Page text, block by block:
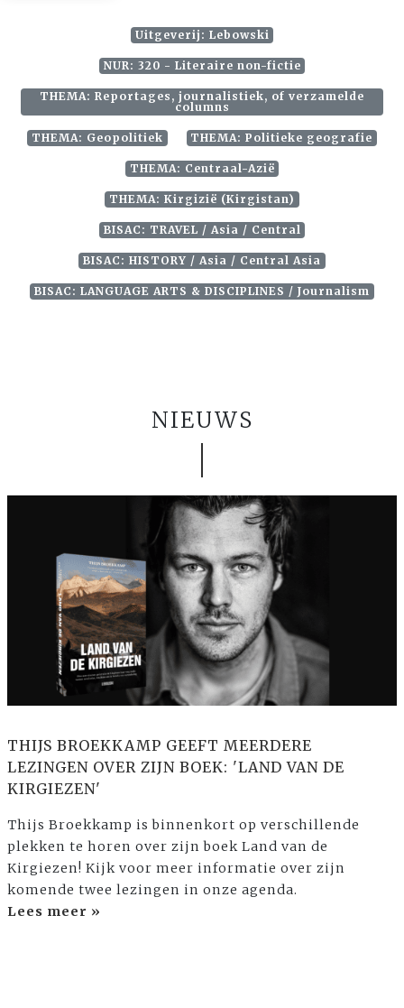
Uitgeverij: Lebowski
NUR: 320 - Literaire non-fictie
THEMA: Reportages, journalistiek, of verzamelde
columns
THEMA: Geopolitiek THEMA: Politieke geografie
THEMA: Centraal-Azië
THEMA: Kirgizië (Kirgistan)
BISAC: TRAVEL / Asia / Central
BISAC: HISTORY / Asia / Central Asia
BISAC: LANGUAGE ARTS & DISCIPLINES / Journalism
NIEUWS
THIJS BROEKKAMP GEEFT MEERDERE
LEZINGEN OVER ZIJN BOEK: 'LAND VAN DE
KIRGIEZEN'
Thijs Broekkamp is binnenkort op verschillende
plekken te horen over zijn boek Land van de
Kirgiezen! Kijk voor meer informatie over zijn
komende twee lezingen in onze agenda.
Lees meer »